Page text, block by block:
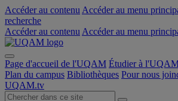
Accéder au contenu Accéder au menu
recherche
Accéder au contenu Accéder au menu
Page d'accueil de l'UQAM Étudier à
Plan du campus Bibliothèques Pour nous
UQAM.tv